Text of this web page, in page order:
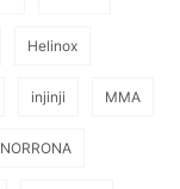
Helinox
injinji MMA
NORRONA